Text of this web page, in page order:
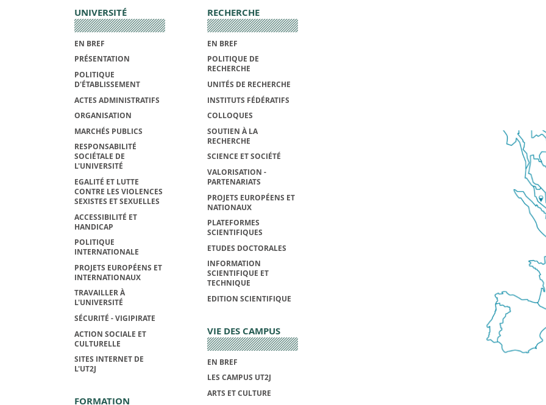
UNIVERSITÉ
EN BREF
PRÉSENTATION
POLITIQUE
D'ÉTABLISSEMENT
ACTES ADMINISTRATIFS
ORGANISATION
MARCHÉS PUBLICS
RESPONSABILITÉ
SOCIÉTALE DE
L'UNIVERSITÉ
EGALITÉ ET LUTTE
CONTRE LES VIOLENCES
SEXISTES ET SEXUELLES
ACCESSIBILITÉ ET
HANDICAP
POLITIQUE
INTERNATIONALE
PROJETS EUROPÉENS ET
INTERNATIONAUX
TRAVAILLER À
L'UNIVERSITÉ
SÉCURITÉ - VIGIPIRATE
ACTION SOCIALE ET
CULTURELLE
SITES INTERNET DE
L'UT2J
FORMATION
RECHERCHE
EN BREF
POLITIQUE DE
RECHERCHE
UNITÉS DE RECHERCHE
INSTITUTS FÉDÉRATIFS
COLLOQUES
SOUTIEN À LA
RECHERCHE
SCIENCE ET SOCIÉTÉ
VALORISATION -
PARTENARIATS
PROJETS EUROPÉENS ET
NATIONAUX
PLATEFORMES
SCIENTIFIQUES
ETUDES DOCTORALES
INFORMATION
SCIENTIFIQUE ET
TECHNIQUE
EDITION SCIENTIFIQUE
VIE DES CAMPUS
EN BREF
LES CAMPUS UT2J
ARTS ET CULTURE